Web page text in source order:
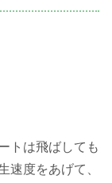
トは飛ばしても
速度をあげて、